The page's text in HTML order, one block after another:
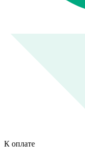
К оплате